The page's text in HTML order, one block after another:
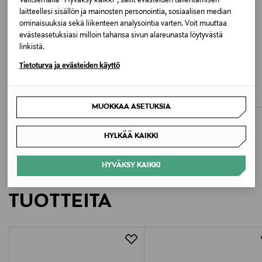
laitteellesi sisällön ja mainosten personointia, sosiaalisen median
ominaisuuksia sekä liikenteen analysointia varten. Voit muuttaa
evästeasetuksiasi milloin tahansa sivun alareunasta löytyvästä
linkistä.
Tietoturva ja evästeiden käyttö
MUOKKAA ASETUKSIA
HYLKÄÄ KAIKKI
HYVÄKSY KAIKKI
Valmistusmaa
Tunisia
Valmistajan tuotenumero
Valmistaja
Rishøj & de Lorenzo ApS
Rishøj & de Lorenzo ApS, Sandtoften 10 B, 2820
Gentofte, Copenhagen, Denmark
ETUKUPONKITUOTE
Original Price
37,90 €
Original Price
24,90 €
LISÄÄ KIINNOSTAVIA
TUOTTEITA